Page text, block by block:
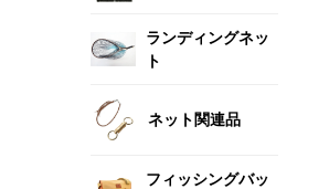
ランディングネッ
ト
ネット関連品
フィッシングバッ